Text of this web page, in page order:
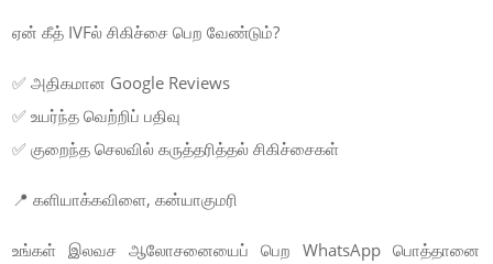
ஏன் கீத் IVFல் சிகிச்சை பெற வேண்டும்?
✅ அதிகமான Google Reviews
✅ உயர்ந்த வெற்றிப் பதிவு
✅ குறைந்த செலவில் கருத்தரித்தல் சிகிச்சைகள்
📍 களியாக்கவிளை, கன்யாகுமரி
உங்கள் இலவச ஆலோசனையைப் பெற WhatsApp பொத்தானை